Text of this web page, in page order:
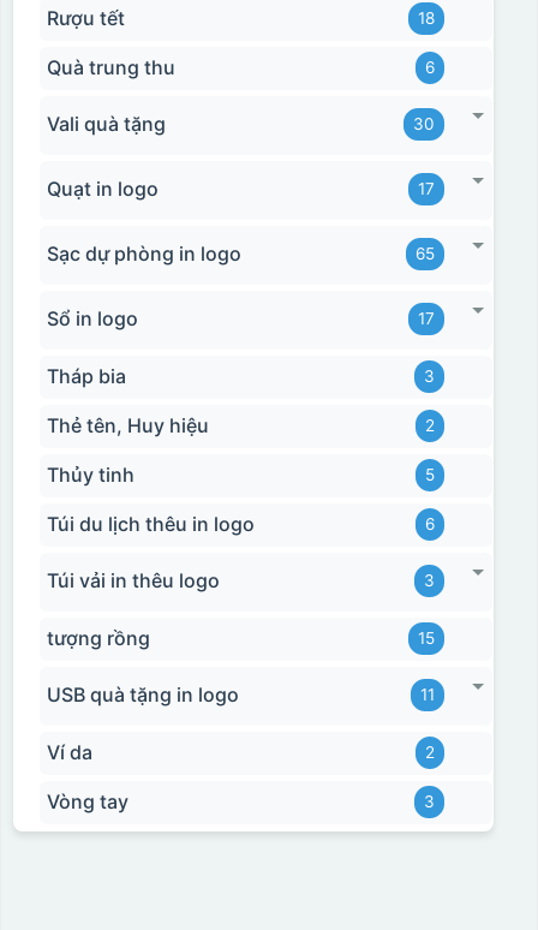
Rượu tết 18
Quà trung thu 6
Vali quà tặng 30
Quạt in logo 17
Sạc dự phòng in logo 65
Sổ in logo 17
Tháp bia 3
Thẻ tên, Huy hiệu 2
Thủy tinh 5
Túi du lịch thêu in logo 6
Túi vải in thêu logo 3
tượng rồng 15
USB quà tặng in logo 11
Ví da 2
Vòng tay 3